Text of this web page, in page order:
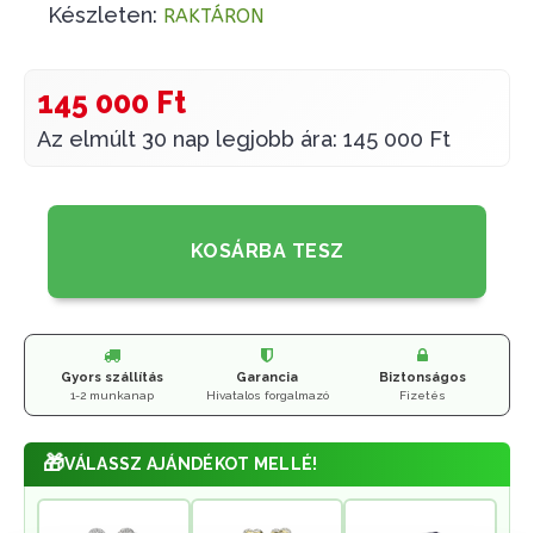
Készleten: RAKTÁRON
145 000 Ft
Az elmúlt 30 nap legjobb ára: 145 000 Ft
KOSÁRBA TESZ
Gyors szállítás
1-2 munkanap
Garancia
Hivatalos forgalmazó
Biztonságos
Fizetés
🎁VÁLASSZ AJÁNDÉKOT MELLÉ!